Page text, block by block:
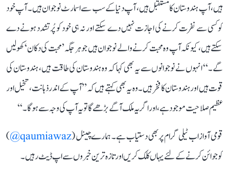
ہیں، آپ ہندوستان کا مستقبل ہیں، آپ دنیا کے سب سے اسمارٹ نوجوان ہیں۔ آپ خود
کو کسی سے نفرت کرنے کی اجازت نہیں دے سکتے اور نہ ہی خود کو پُرتشدد ہونے دے
سکتے ہیں، کیونکہ آپ وہ محبت کرنے والے نوجوان ہیں جو ہر جگہ ’محبت کی دکان‘ کھولیں
گے۔‘‘ انہوں نے نوجوانوں سے یہ بھی کہا کہ وہ ہندوستان کی طاقت ہیں، ہندوستان کی
قوت ہیں اور ہندوستان کا فخر ہیں۔ وہ یہ بھی کہتے ہیں کہ ’’آپ کے اندر ذہانت، تخیل اور
عظیم صلاحیت موجود ہے، اور اگر یہ ملک آگے بڑھے گا تو یہ آپ کی وجہ سے ہوگا۔‘‘
قومی آواز اب ٹیلی گرام پر بھی دستیاب ہے۔ ہمارے چینل (qaumiawaz@
)
کو جوائن کرنے کے لئے یہاں کلک کریں اور تازہ ترین خبروں سے اپ ڈیٹ رہیں۔